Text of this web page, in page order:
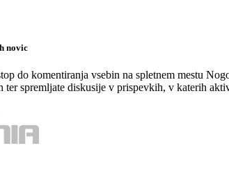
novic
do komentiranja vsebin na spletnem mestu
ter spremljate diskusije v prispevkih, v katerih